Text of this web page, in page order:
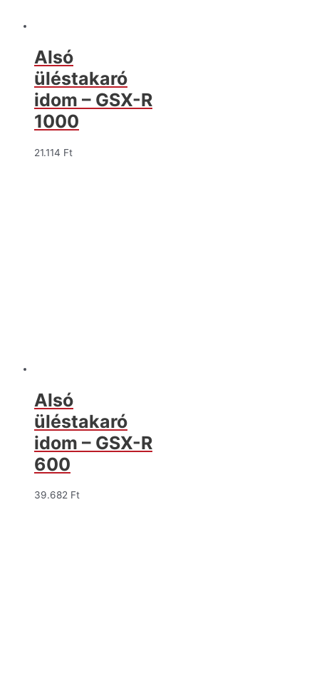
Alsó
üléstakaró
idom – GSX-R
1000
21.114 Ft
Alsó
üléstakaró
idom – GSX-R
600
39.682 Ft